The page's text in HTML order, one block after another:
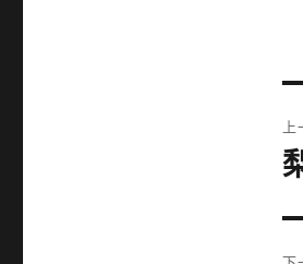
上
篇
文